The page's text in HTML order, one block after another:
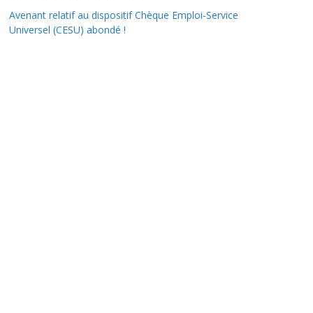
Avenant relatif au dispositif Chèque Emploi-Service
Universel (CESU) abondé !